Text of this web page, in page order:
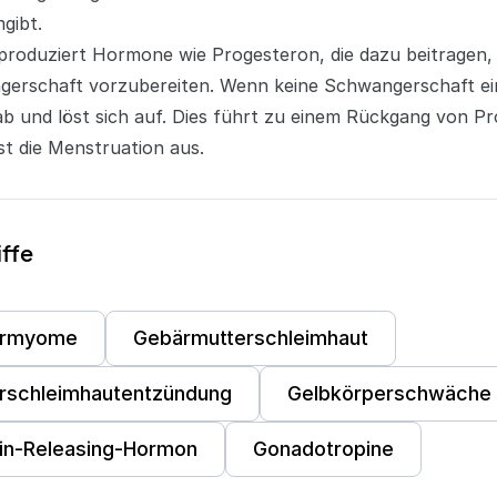
Hormone wie Progesteron, die dazu
vorzubereiten. Wenn keine Schwangerschaft
und löst sich auf. Dies führt zu einem Rückgang von
die Menstruation aus.
Gebärmutterschleimhaut
Gelbkörperschwäche
Releasing-Hormon Gonadotropine